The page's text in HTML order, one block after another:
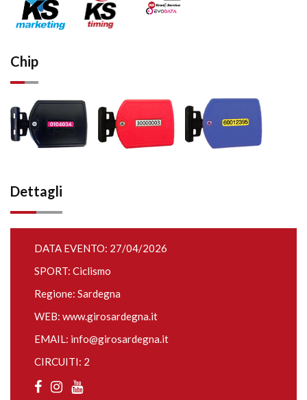
Chip
Dettagli
DATA EVENTO: 27/04/2026
SPORT: Ciclismo
Regione: Sardegna
WEB: www.girosardegna.it
EMAIL: info@girosardegna.it
CIRCUITI: 2